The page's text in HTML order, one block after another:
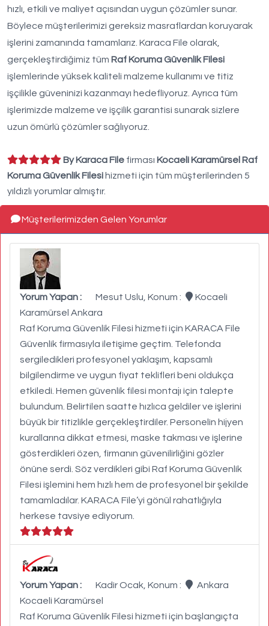
hızlı, etkili ve maliyet açısından uygun çözümler sunar.
Böylece müşterilerimizi gereksiz masraflardan koruyarak
işlerini zamanında tamamlarız. Karaca File olarak,
gerçekleştirdiğimiz tüm Raf Koruma Güvenlik Filesi
işlemlerinde yüksek kaliteli malzeme kullanımı ve titiz
işçilikle güveninizi kazanmayı hedefliyoruz. Ayrıca tüm
işlerimizde malzeme ve işçilik garantisi sunarak sizlere
uzun ömürlü çözümler sağlıyoruz.
By Karaca File firması Kocaeli Karamürsel Raf
Koruma Güvenlik Filesi hizmeti için tüm müşterilerinden 5
yıldızlı yorumlar almıştır.
Müşterilerimizden Gelen Yorumlar
Yorum Yapan : Mesut Uslu, Konum :
Kocaeli
Karamürsel Ankara
Raf Koruma Güvenlik Filesi hizmeti için KARACA File
Güvenlik firmasıyla iletişime geçtim. Telefonda
sergiledikleri profesyonel yaklaşım, kapsamlı
bilgilendirme ve uygun fiyat teklifleri beni oldukça
etkiledi. Hemen güvenlik filesi montajı için talepte
bulundum. Belirtilen saatte hızlıca geldiler ve işlerini
büyük bir titizlikle gerçekleştirdiler. Personelin hijyen
kurallarına dikkat etmesi, maske takması ve işlerine
gösterdikleri özen, firmanın güvenilirliğini gözler
önüne serdi. Söz verdikleri gibi Raf Koruma Güvenlik
Filesi işlemini hem hızlı hem de profesyonel bir şekilde
tamamladılar. KARACA File’yi gönül rahatlığıyla
herkese tavsiye ediyorum.
Yorum Yapan : Kadir Ocak, Konum :
Ankara
Kocaeli Karamürsel
Raf Koruma Güvenlik Filesi hizmeti için başlangıçta